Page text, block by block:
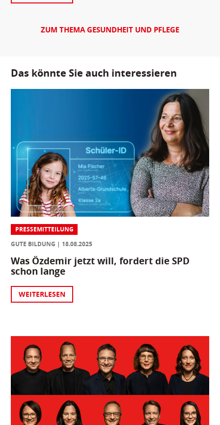
ZUM THEMA GESUNDHEIT UND PFLEGE
Das könnte Sie auch interessieren
PRESSEMITTEILUNG
GUTE BILDUNG
18.08.2025
Was Özdemir jetzt will, fordert die SPD
schon lange
WEITERLESEN